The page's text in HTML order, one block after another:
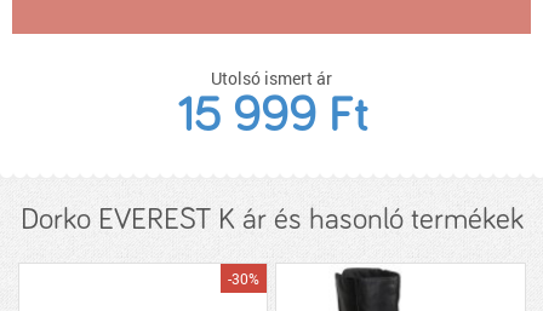
Utolsó ismert ár
15 999 Ft
Dorko EVEREST K ár és hasonló termékek
-30%